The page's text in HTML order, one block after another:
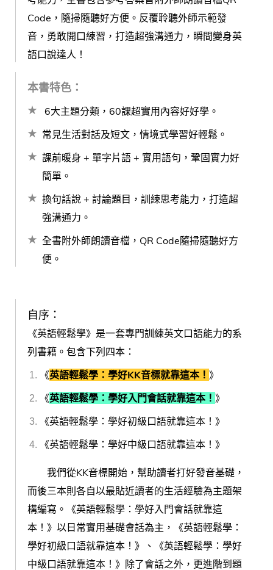
Code，隨掃隨聽好方便。反覆聆聽外師示範發
音，勇敢開口練習，打造超強溝通力，瞬間變身英
語口說達人！
本書特色：
6大主題分類，60課超實用內容好好學。
常見生活對話及短文，情境式學習好輕鬆。
課前暖身 + 單字片語 + 實用語句，鞏固實力好
簡單。
換句話說 + 討論題目，訓練思考能力，打造超
強溝通力。
全書附外師朗讀音檔，QR Code隨掃隨聽好方
便。
自序：
《英語輕鬆學》是一套專門訓練英文口語能力的系
列書籍。包含下列四本：
《英語輕鬆學：學好KK音標就靠這本！ 》
《英語輕鬆學：學好入門會話就靠這本！ 》
《英語輕鬆學：學好初級口語就靠這本！》
《英語輕鬆學：學好中級口語就靠這本！》
我們從KK音標開始，幫助讀者打好發音基礎，
而後三本則各自以最貼近讀者的生活經驗為主題架
構編寫。《英語輕鬆學：學好入門會話就靠這
本！》以日常實用基礎會話為主，《英語輕鬆學：
學好初級口語就靠這本！》、《英語輕鬆學：學好
中級口語就靠這本！》除了會話之外，更進階到題